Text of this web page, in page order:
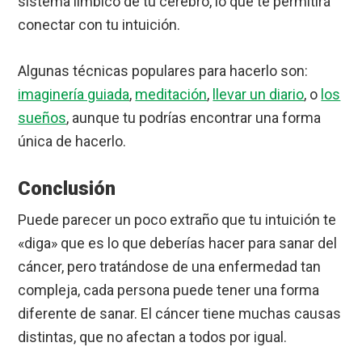
conectar con tu intuición.
Algunas técnicas populares para hacerlo son:
imaginería guiada, meditación, llevar un diario, o los
sueños, aunque tu podrías encontrar una forma
única de hacerlo.
Conclusión
Puede parecer un poco extraño que tu intuición te
«diga» que es lo que deberías hacer para sanar del
cáncer, pero tratándose de una enfermedad tan
compleja, cada persona puede tener una forma
diferente de sanar. El cáncer tiene muchas causas
distintas, que no afectan a todos por igual.